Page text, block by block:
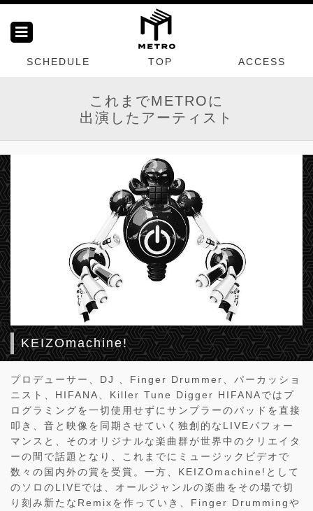
SCHEDULE TOP ACCESS
これまでMETROに
出演したアーティスト
KEIZOmachine!
プロデューサー、DJ 、Finger Drummer、パーカッショ
ニスト、HIFANA、Killer Tune Digger HIFANAではプ
ログラミングを一切使用せずにサンプラーのパッドを直接
叩き、音と映像を同期させていく独創的なLIVEパフォー
マンスと、そのオリジナルな楽曲群が世界中のクリエイタ
ーの間で話題となり、これまでにミュージックビデオで
数々の国内外の賞を受賞。一方、KEIZOmachine!として
のソロのLIVEでは、オールジャンルの楽曲をその場で切
り刻み新たなRemixを作っていき、Finger Drummingや